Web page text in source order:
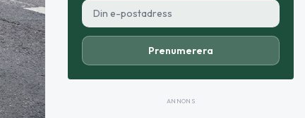
Prenumerera
ANNONS